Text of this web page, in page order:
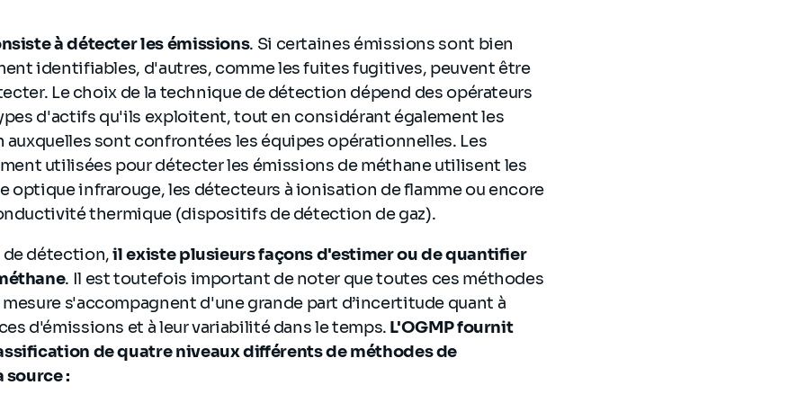
à détecter les émissions. Si certaines émissions sont bien
identifiables, d'autres, comme les fuites fugitives, peuvent être
Le choix de la technique de détection dépend des opérateurs
d'actifs qu'ils exploitent, tout en considérant également les
sont confrontées les équipes opérationnelles. Les
utilisées pour détecter les émissions de méthane utilisent les
optique infrarouge, les détecteurs à ionisation de flamme ou encore
thermique (dispositifs de détection de gaz).
de détection,il existe plusieurs façons d'estimer ou de quantifier
. Il est toutefois important de noter que toutes ces méthodes
s'accompagnent d'une grande part d’incertitude quant à
d'émissions et à leur variabilité dans le temps. L'OGMP fournit
de quatre niveaux différents de méthodes de
: